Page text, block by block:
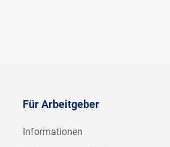
Für Arbeitgeber
Informationen